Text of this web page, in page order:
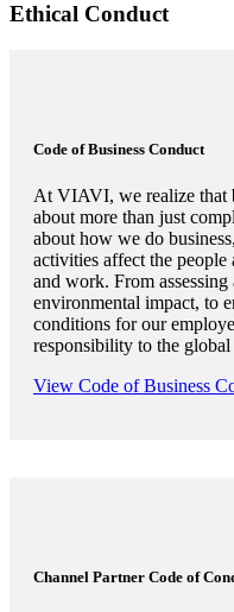
Ethical Conduct
Code of Business Conduct
At VIAVI, we realize that
about more than just
about how we do
activities affect the
and work. From
environmental impact, to
conditions for our
responsibility to the
View Code of Business
Channel Partner Code of